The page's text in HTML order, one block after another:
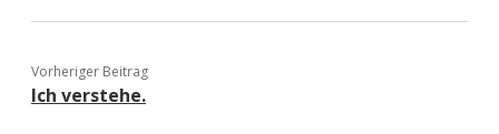
Vorheriger Beitrag
Ich verstehe.